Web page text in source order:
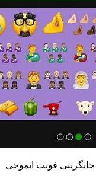
جایگزینی فونت ایموجی